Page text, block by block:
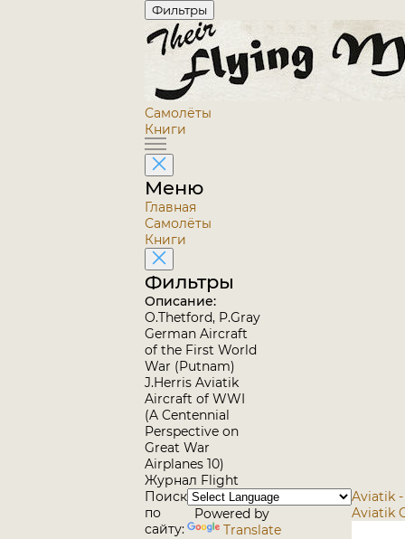
Фильтры
Самолёты
Книги
Меню
Главная
Самолёты
Книги
Фильтры
Описание:
O.Thetford, P.Gray
German Aircraft
of the First World
War (Putnam)
J.Herris Aviatik
Aircraft of WWI
(A Centennial
Perspective on
Great War
Airplanes 10)
Журнал Flight
Поиск
по
сайту:
Powered by
Translate
Aviatik -
Aviatik